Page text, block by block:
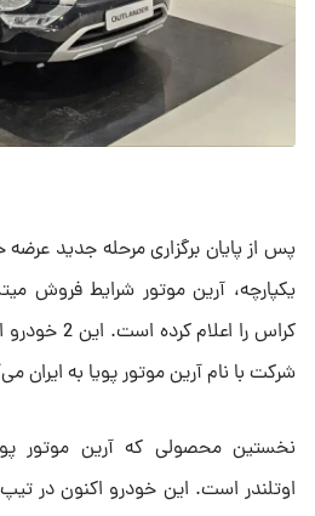
پس از پایان برگزاری مرحله جدید عرضه
یکپارچه، آرین موتور شرایط فروش
کراس را
شرکت با نام آرین موتور پویا به ایران
نخستین محصولی که آرین موتور